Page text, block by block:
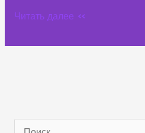
Читать далее »